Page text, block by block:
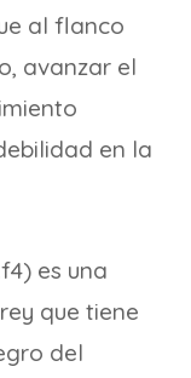
al flanco
avanzar el
en la
es una
que tiene
del